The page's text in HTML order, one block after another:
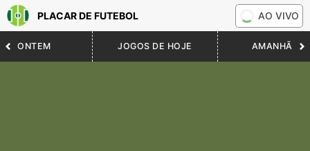
PLACAR DE FUTEBOL AO VIVO
ONTEM JOGOS DE HOJE AMANHÃ